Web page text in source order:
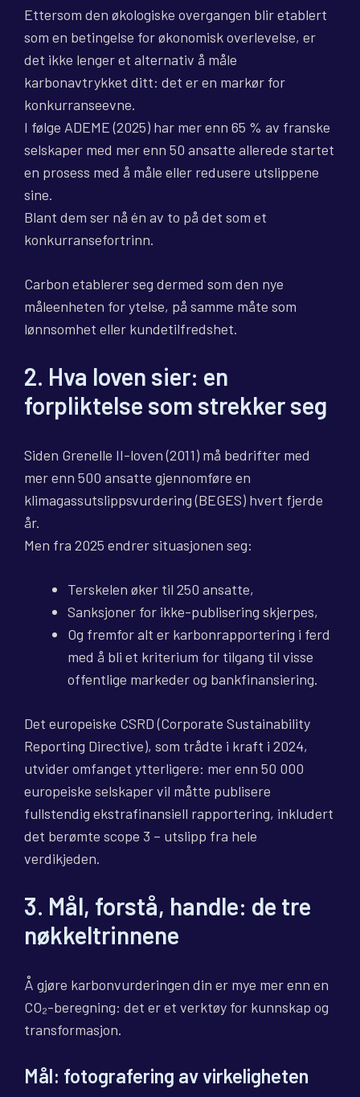
Ettersom den økologiske overgangen blir etablert
som en betingelse for økonomisk overlevelse, er
det ikke lenger et alternativ å måle
karbonavtrykket ditt: det er en markør for
konkurranseevne.
I følge ADEME (2025) har mer enn 65 % av franske
selskaper med mer enn 50 ansatte allerede startet
en prosess med å måle eller redusere utslippene
sine.
Blant dem ser nå én av to på det som et
konkurransefortrinn.
Carbon etablerer seg dermed som den nye
måleenheten for ytelse, på samme måte som
lønnsomhet eller kundetilfredshet.
2. Hva loven sier: en
forpliktelse som strekker seg
Siden Grenelle II-loven (2011) må bedrifter med
mer enn 500 ansatte gjennomføre en
klimagassutslippsvurdering (BEGES) hvert fjerde
år.
Men fra 2025 endrer situasjonen seg:
Terskelen øker til 250 ansatte,
Sanksjoner for ikke-publisering skjerpes,
Og fremfor alt er karbonrapportering i ferd
med å bli et kriterium for tilgang til visse
offentlige markeder og bankfinansiering.
Det europeiske CSRD (Corporate Sustainability
Reporting Directive), som trådte i kraft i 2024,
utvider omfanget ytterligere: mer enn 50 000
europeiske selskaper vil måtte publisere
fullstendig ekstrafinansiell rapportering, inkludert
det berømte scope 3 – utslipp fra hele
verdikjeden.
3. Mål, forstå, handle: de tre
nøkkeltrinnene
Å gjøre karbonvurderingen din er mye mer enn en
CO₂-beregning: det er et verktøy for kunnskap og
transformasjon.
Mål: fotografering av virkeligheten